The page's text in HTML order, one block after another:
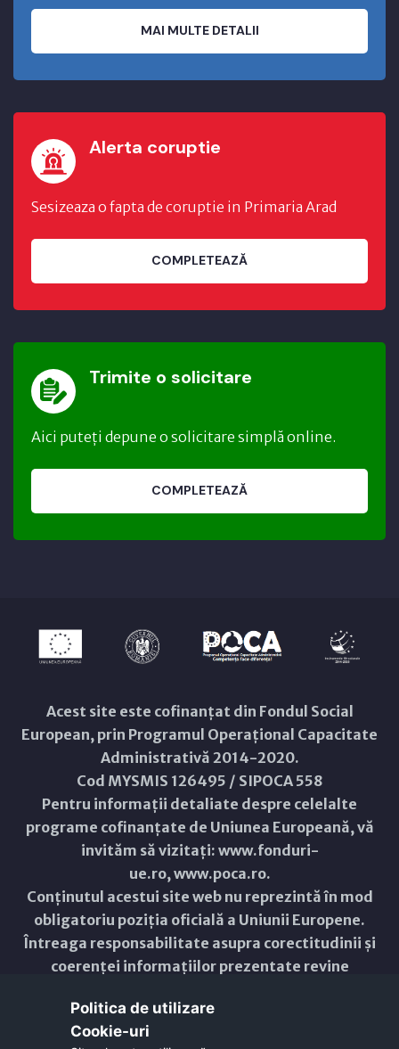
MAI MULTE DETALII
Alerta coruptie
Sesizeaza o fapta de coruptie in Primaria Arad
COMPLETEAZĂ
Trimite o solicitare
Aici puteți depune o solicitare simplă online.
COMPLETEAZĂ
Acest site este cofinanțat din Fondul Social
European, prin Programul Operațional Capacitate
Administrativă 2014-2020.
Cod MYSMIS 126495 / SIPOCA 558
Pentru informații detaliate despre celelalte
programe cofinanțate de Uniunea Europeană, vă
invităm să vizitați: www.fonduri-
ue.ro,www.poca.ro.
Conținutul acestui site web nu reprezintă în mod
obligatoriu poziția oficială a Uniunii Europene.
Întreaga responsabilitate asupra corectitudinii și
coerenței informațiilor prezentate revine
Copyright © 2021 - 2026 -
Politica de utilizare
Cookie-uri‎